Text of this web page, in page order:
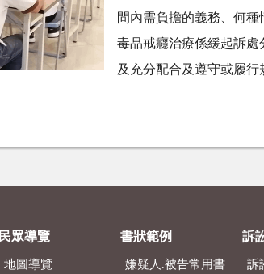
間內需負擔的義務、何
毒品戒癮治療係緩起訴處
及充分配合及遵守或履行
民眾導覽
地圖導覽
書狀範例
嫌疑人.被告常用書
訴
訴